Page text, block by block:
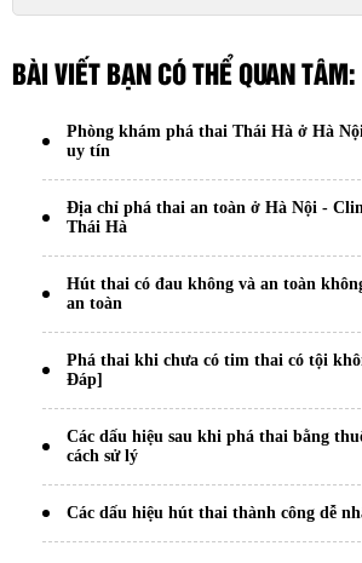
BÀI VIẾT BẠN CÓ THỂ QUAN TÂM:
Phòng khám phá thai Thái Hà ở Hà
uy tín
Địa chỉ phá thai an toàn ở Hà Nội -
Thái Hà
Hút thai có đau không và an toàn
an toàn
Phá thai khi chưa có tim thai có tội
Đáp]
Các dấu hiệu sau khi phá thai bằng
cách sử lý
Các dấu hiệu hút thai thành công dễ